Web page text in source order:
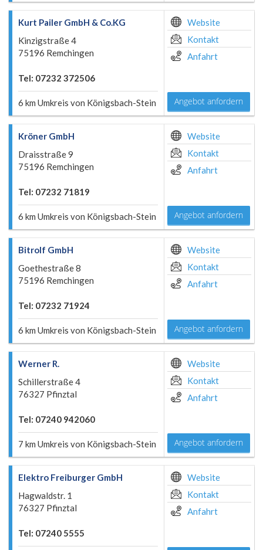
Kurt Pailer GmbH & Co.KG
Kinzigstraße 4
75196 Remchingen
Tel: 07232 372506
6 km Umkreis von Königsbach-Stein
Website
Kontakt
Anfahrt
Angebot anfordern
Kröner GmbH
Draisstraße 9
75196 Remchingen
Tel: 07232 71819
6 km Umkreis von Königsbach-Stein
Website
Kontakt
Anfahrt
Angebot anfordern
Bitrolf GmbH
Goethestraße 8
75196 Remchingen
Tel: 07232 71924
6 km Umkreis von Königsbach-Stein
Website
Kontakt
Anfahrt
Angebot anfordern
Werner R.
Schillerstraße 4
76327 Pfinztal
Tel: 07240 942060
7 km Umkreis von Königsbach-Stein
Website
Kontakt
Anfahrt
Angebot anfordern
Elektro Freiburger GmbH
Hagwaldstr. 1
76327 Pfinztal
Tel: 07240 5555
Website
Kontakt
Anfahrt